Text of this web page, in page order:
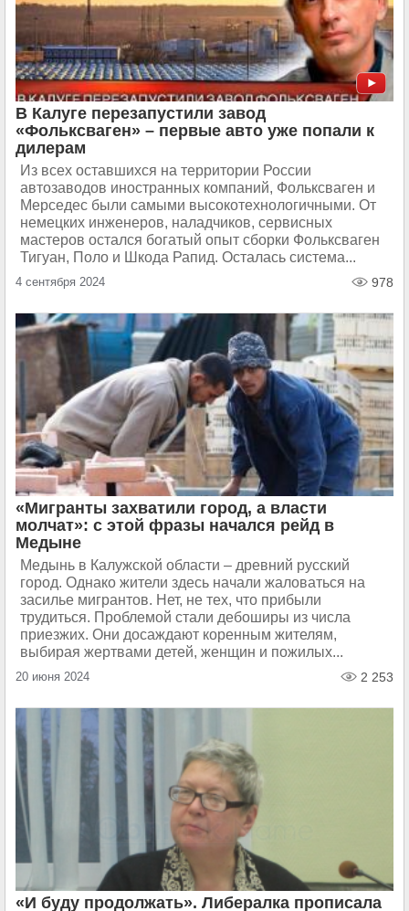
В Калуге перезапустили завод
«Фольксваген» – первые авто уже попали к
дилерам
Из всех оставшихся на территории России
автозаводов иностранных компаний, Фольксваген и
Мерседес были самыми высокотехнологичными. От
немецких инженеров, наладчиков, сервисных
мастеров остался богатый опыт сборки Фольксваген
Тигуан, Поло и Шкода Рапид. Осталась система...
4 сентября 2024 978
«Мигранты захватили город, а власти
молчат»: с этой фразы начался рейд в
Медыне
Медынь в Калужской области – древний русский
город. Однако жители здесь начали жаловаться на
засилье мигрантов. Нет, не тех, что прибыли
трудиться. Проблемой стали дебоширы из числа
приезжих. Они досаждают коренным жителям,
выбирая жертвами детей, женщин и пожилых...
20 июня 2024 2 253
«И буду продолжать». Либералка прописала